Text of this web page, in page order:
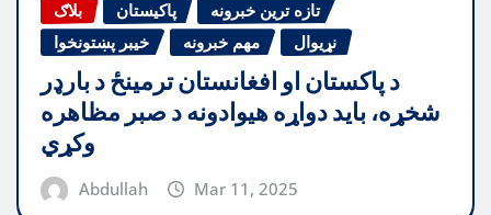
بلاګ پاکیستان
تازه ترین خبرونه
خیبر پښتونخوا
مهم خبرونه نړیوال
د پاکستان او افغانستان ترمینځ د بارډر
شخړه، باید دواړه هیوادونه د صبر مظاهره
وکړي
Abdullah Mar 11, 2025